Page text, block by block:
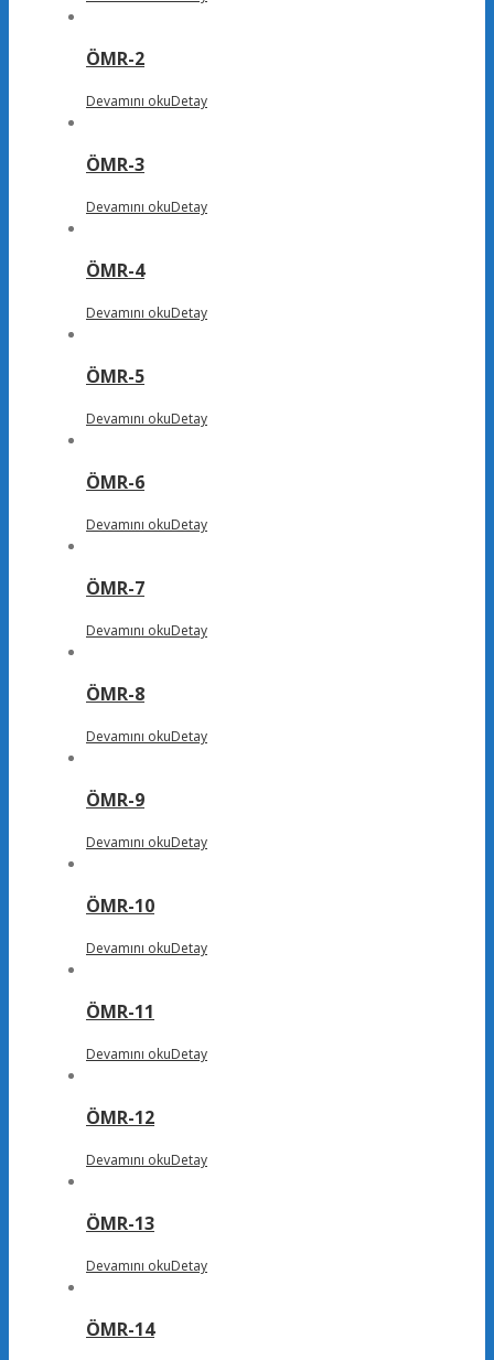
ÖMR-2
Devamını okuDetay
ÖMR-3
Devamını okuDetay
ÖMR-4
Devamını okuDetay
ÖMR-5
Devamını okuDetay
ÖMR-6
Devamını okuDetay
ÖMR-7
Devamını okuDetay
ÖMR-8
Devamını okuDetay
ÖMR-9
Devamını okuDetay
ÖMR-10
Devamını okuDetay
ÖMR-11
Devamını okuDetay
ÖMR-12
Devamını okuDetay
ÖMR-13
Devamını okuDetay
ÖMR-14